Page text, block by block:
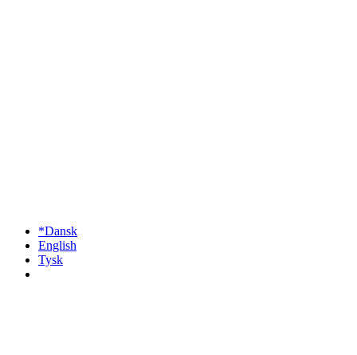
*Dansk
English
Tysk